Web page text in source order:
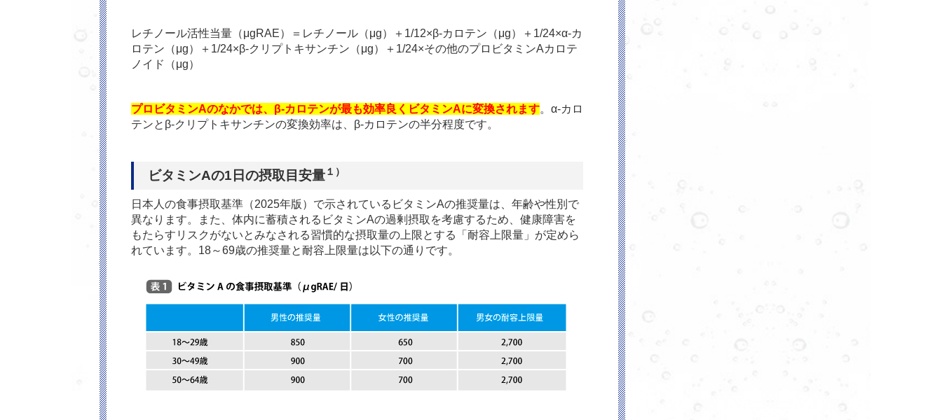
レチノール活性当量（μgRAE）＝レチノール（μg）＋ 1/12×β-カロテン（μg）＋ 1/24×α-カ
ロテン（μg）＋ 1/24×β-クリプトキサンチン（μg）＋ 1/24×その他のプロビタミンAカロテ
ノイド（μg）
プロビタミンAのなかでは、β-カロテンが最も効率良くビタミンAに変換されます。α-カロ
テンとβ-クリプトキサンチンの変換効率は、β-カロテンの半分程度です。
ビタミンAの1 日の摂取目安量１）
日本人の食事摂取基準（2025年版）で示されているビタミンAの推奨量は、年齢や性別で
異なります。また、体内に蓄積されるビタミンAの過剰摂取を考慮するため、健康障害を
もたらすリスクがないとみなされる習慣的な摂取量の上限とする「耐容上限量」が定めら
れています。 18～69歳の推奨量と耐容上限量は以下の通りです。